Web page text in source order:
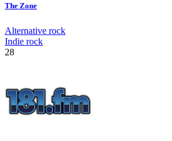
The Zone
Alternative rock
Indie rock
28